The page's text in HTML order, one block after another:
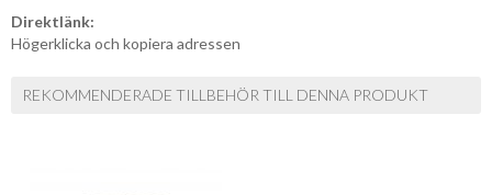
Direktlänk:
Högerklicka och kopiera adressen
REKOMMENDERADE TILLBEHÖR TILL DENNA PRODUKT